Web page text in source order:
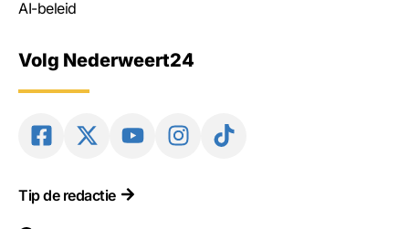
AI-beleid
Volg Nederweert24
Tip de redactie